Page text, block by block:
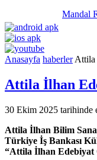
Mandal
Anasayfa haberler Attila
Attila İlhan
30 Ekim 2025 tarihinde
Attila İlhan Bilim
Türkiye İş Bankası
“Attila İlhan Edebiyat